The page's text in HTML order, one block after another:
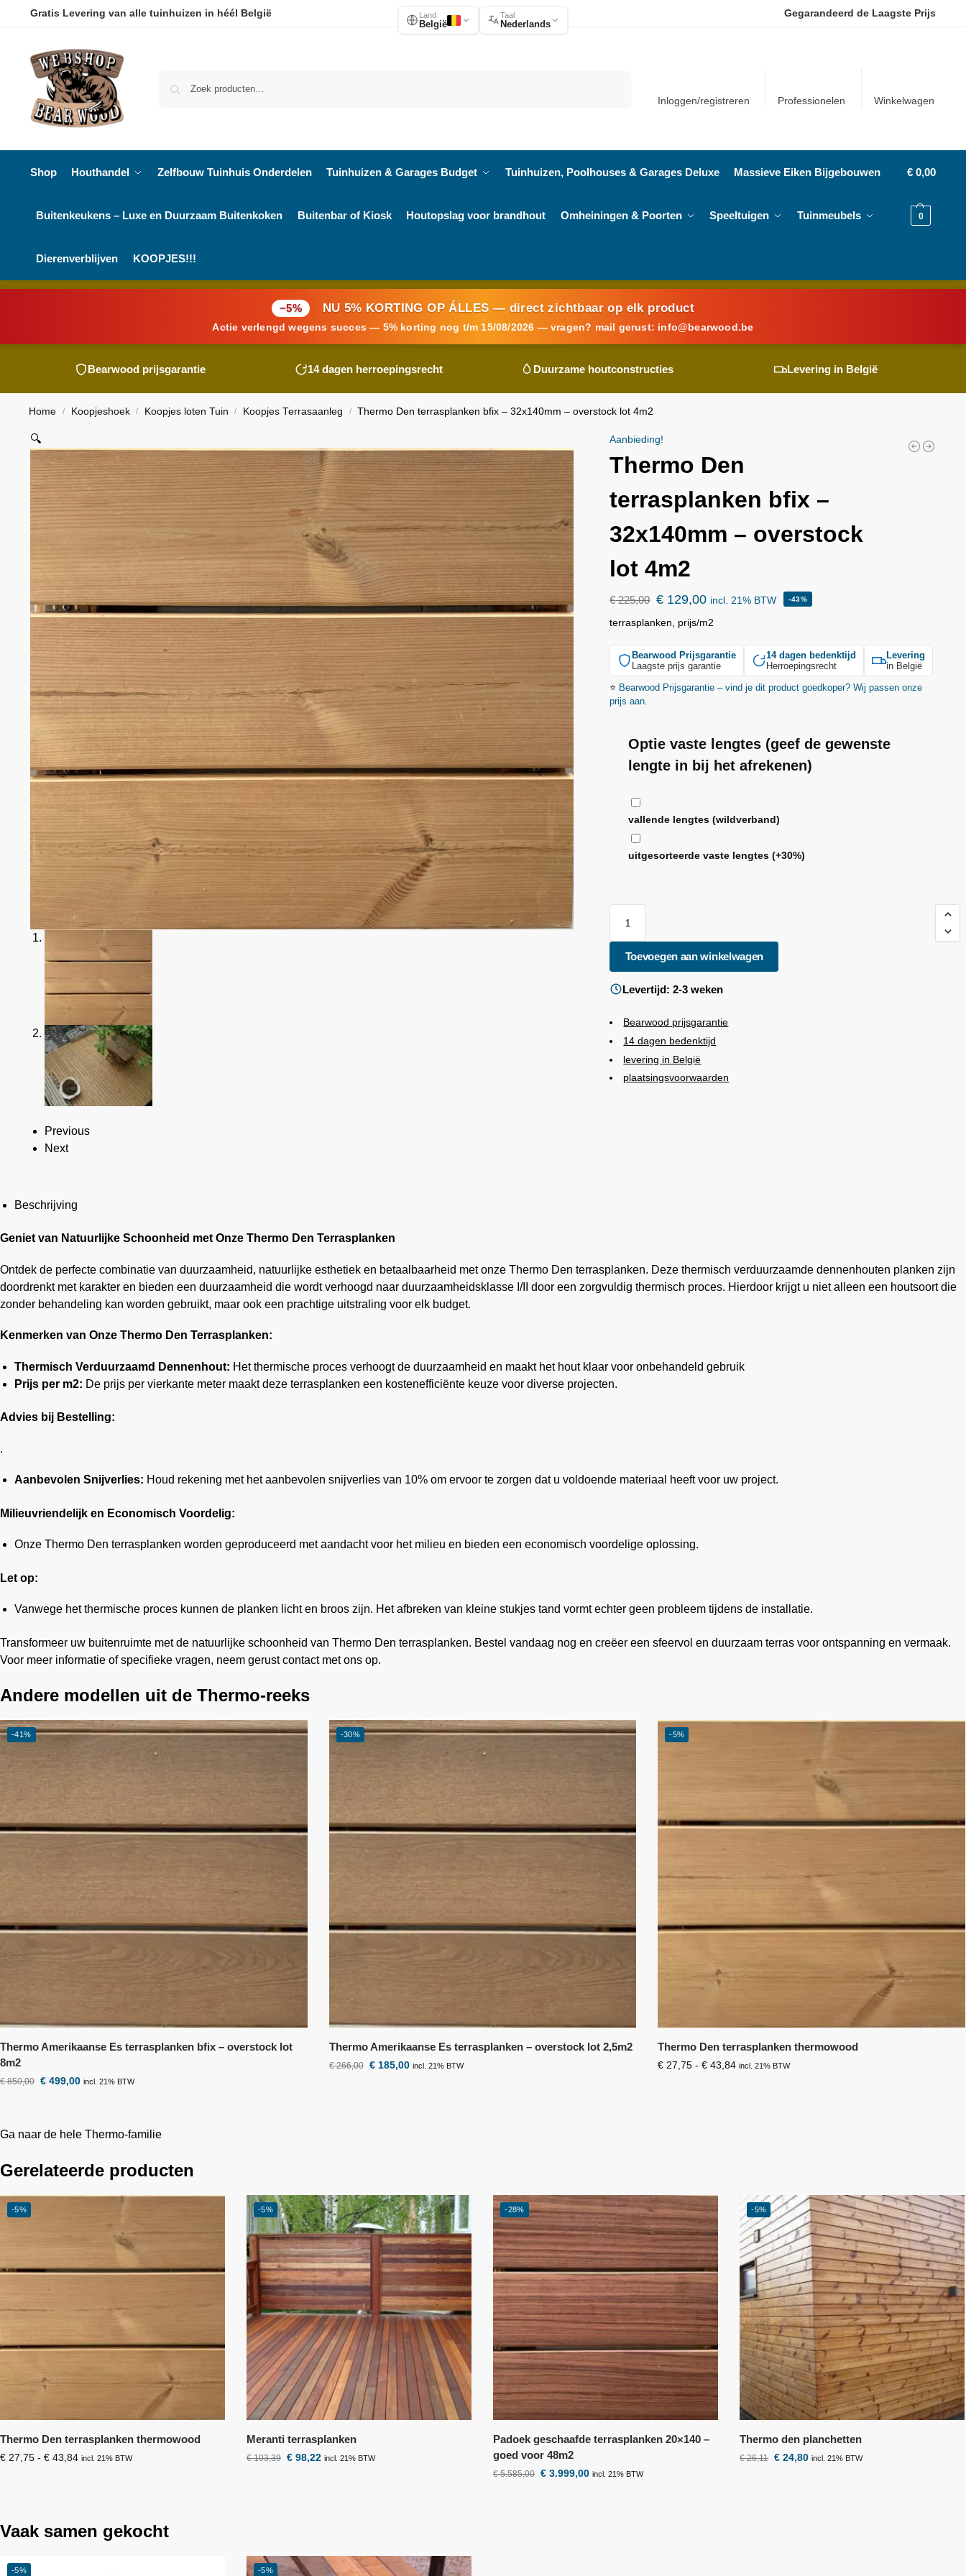
Gratis Levering van alle tuinhuizen in héél België Gegarandeerd de Laagste Prijs
Inloggen/registreren Professionelen Winkelwagen
Shop Houthandel Zelfbouw Tuinhuis Onderdelen Tuinhuizen & Garages Budget Tuinhuizen, Poolhouses & Garages Deluxe Massieve Eiken Bijgebouwen
Buitenkeukens – Luxe en Duurzaam Buitenkoken Buitenbar of Kiosk Houtopslag voor brandhout Omheiningen & Poorten Speeltuigen Tuinmeubels
Dierenverblijven KOOPJES!!!
€ 0,00
0
−5% NU 5% KORTING OP ÁLLES — direct zichtbaar op elk product
Actie verlengd wegens succes — 5% korting nog t/m 15/08/2026 — vragen? mail gerust: info@ bearwood .be
Bearwood prijsgarantie 14 dagen herroepingsrecht Duurzame houtconstructies Levering in België
Home / Koopjeshoek / Koopjes loten Tuin / Koopjes Terrasaanleg / Thermo Den terrasplanken bfix – 32x140mm – overstock lot 4m2
🔍
Previous
Next
Aanbieding!
Thermo Den
terrasplanken bfix –
32x140mm – overstock
lot 4m2
€225,00 € 129,00 incl. 21% BTW -43%
terrasplanken, prijs/m2
Bearwood Prijsgarantie
Laagste prijs garantie
14 dagen bedenktijd
Herroepingsrecht
Levering
in België
⭐ Bearwood Prijsgarantie – vind je dit product goedkoper? Wij passen onze
prijs aan.
Optie vaste lengtes (geef de gewenste
lengte in bij het afrekenen)
vallende lengtes (wildverband)
uitgesorteerde vaste lengtes(+30%)
Toevoegen aan winkelwagen
Levertijd: 2-3 weken
Bearwood prijsgarantie
14 dagen bedenktijd
levering in België
plaatsingsvoorwaarden
Beschrijving
Geniet van Natuurlijke Schoonheid met Onze Thermo Den Terrasplanken
Ontdek de perfecte combinatie van duurzaamheid, natuurlijke esthetiek en betaalbaarheid met onze Thermo Den terrasplanken. Deze thermisch verduurzaamde dennenhouten planken zijn
doordrenkt met karakter en bieden een duurzaamheid die wordt verhoogd naar duurzaamheidsklasse I/II door een zorgvuldig thermisch proces. Hierdoor krijgt u niet alleen een houtsoort die
zonder behandeling kan worden gebruikt, maar ook een prachtige uitstraling voor elk budget.
Kenmerken van Onze Thermo Den Terrasplanken:
Thermisch Verduurzaamd Dennenhout: Het thermische proces verhoogt de duurzaamheid en maakt het hout klaar voor onbehandeld gebruik
Prijs per m2: De prijs per vierkante meter maakt deze terrasplanken een kostenefficiënte keuze voor diverse projecten.
Advies bij Bestelling:
.
Aanbevolen Snijverlies: Houd rekening met het aanbevolen snijverlies van 10% om ervoor te zorgen dat u voldoende materiaal heeft voor uw project.
Milieuvriendelijk en Economisch Voordelig:
Onze Thermo Den terrasplanken worden geproduceerd met aandacht voor het milieu en bieden een economisch voordelige oplossing.
Let op:
Vanwege het thermische proces kunnen de planken licht en broos zijn. Het afbreken van kleine stukjes tand vormt echter geen probleem tijdens de installatie.
Transformeer uw buitenruimte met de natuurlijke schoonheid van Thermo Den terrasplanken. Bestel vandaag nog en creëer een sfeervol en duurzaam terras voor ontspanning en vermaak.
Voor meer informatie of specifieke vragen, neem gerust contact met ons op.
Andere modellen uit de Thermo-reeks
-41%
Thermo Amerikaanse Es terrasplanken bfix – overstock lot
8m2
€850,00 € 499,00 incl. 21% BTW
-30%
Thermo Amerikaanse Es terrasplanken – overstock lot 2,5m2
€266,00 €185,00 incl. 21% BTW
-5%
Thermo Den terrasplanken thermowood
€ 27,75 - € 43,84 incl. 21% BTW
Ga naar de hele Thermo-familie
Gerelateerde producten
-5%
Thermo Den terrasplanken thermowood
€ 27,75 - € 43,84 incl. 21% BTW
-5%
Meranti terrasplanken
€103,39 € 98,22 incl. 21% BTW
-28%
Padoek geschaafde terrasplanken 20×140 –
goed voor 48m2
€5.585,00 € 3.999,00 incl. 21% BTW
-5%
Thermo den planchetten
€26,11 € 24,80 incl. 21% BTW
Vaak samen gekocht
-5% -5%
Land
België
Taal
Nederlands